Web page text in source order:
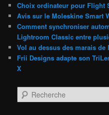
Choix ordinateur pour Flight
Avis sur le Moleskine Smart
Comment synchroniser
Lightroom Classic entre
Vol au dessus des marais de
Frii Designs adapte son
X
e